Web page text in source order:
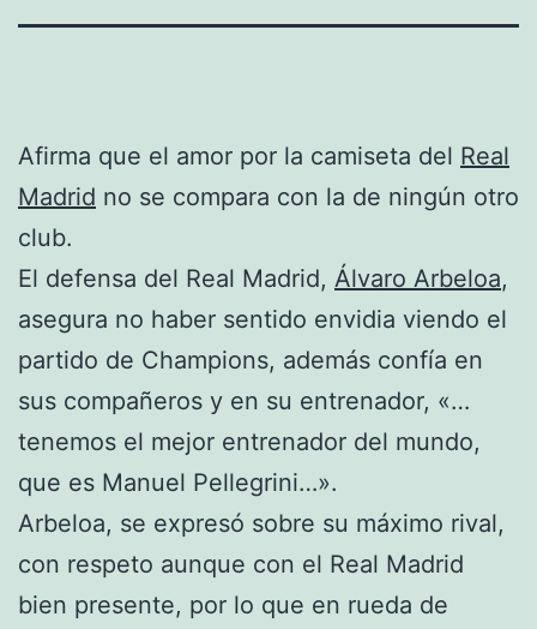
Afirma que el amor por la camiseta del Real
Madrid no se compara con la de ningún otro
club.
El defensa del Real Madrid, Álvaro Arbeloa,
asegura no haber sentido envidia viendo el
partido de Champions, además confía en
sus compañeros y en su entrenador, «…
tenemos el mejor entrenador del mundo,
que es Manuel Pellegrini…».
Arbeloa, se expresó sobre su máximo rival,
con respeto aunque con el Real Madrid
bien presente, por lo que en rueda de